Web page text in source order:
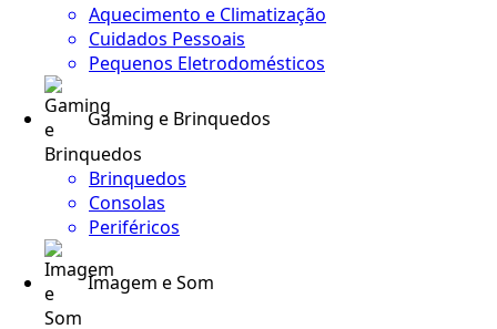
Aquecimento e Climatização
Cuidados Pessoais
Pequenos Eletrodomésticos
Gaming e Brinquedos
Brinquedos
Consolas
Periféricos
Imagem e Som